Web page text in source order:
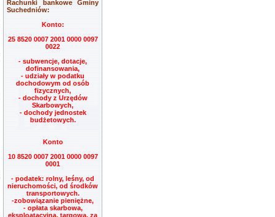
Rachunki bankowe Gminy
Suchedniów:
Konto:
25 8520 0007 2001 0000 0097
0022
- subwencje, dotacje,
dofinansowania,
- udziały w podatku
dochodowym od osób
fizycznych,
- dochody z Urzędów
Skarbowych,
- dochody jednostek
budżetowych.
Konto
10 8520 0007 2001 0000 0097
0001
- podatek: rolny, leśny, od
nieruchomości, od środków
transportowych.
-zobowiązanie pieniężne,
- opłata skarbowa,
eksploatacyjna, targowa, za